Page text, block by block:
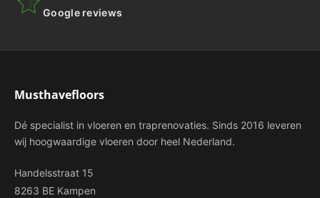
Google reviews
Musthavefloors
Dé specialist in vloeren en traprenovaties. Sinds 2016 leveren
wij hoogwaardige vloeren door heel Nederland.
Handelsstraat 15
8263 BE Kampen